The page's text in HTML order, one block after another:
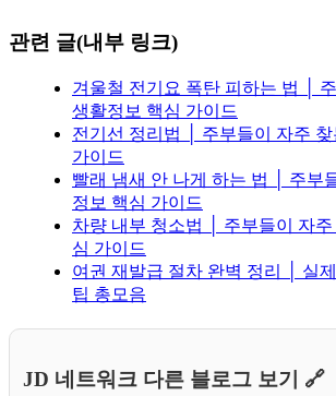
관련 글(내부 링크)
겨울철 전기요 폭탄 피하는 법 │
생활정보 핵심 가이드
전기선 정리법 │ 주부들이 자주
가이드
빨래 냄새 안 나게 하는 법 │ 주부
정보 핵심 가이드
차량 내부 청소법 │ 주부들이 자
심 가이드
여권 재발급 절차 완벽 정리 │ 실
팁 총모음
JD 네트워크 다른 블로그 보기 🔗